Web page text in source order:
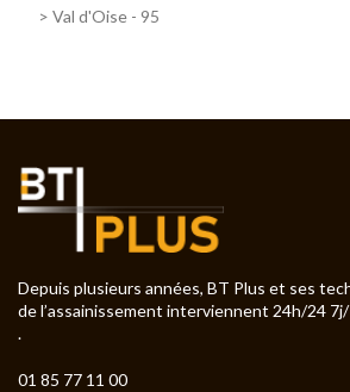
> Val d'Oise - 95
Depuis plusieurs années, BT Plus et ses
de l’assainissement interviennent 24h/24
.
01 85 77 11 00